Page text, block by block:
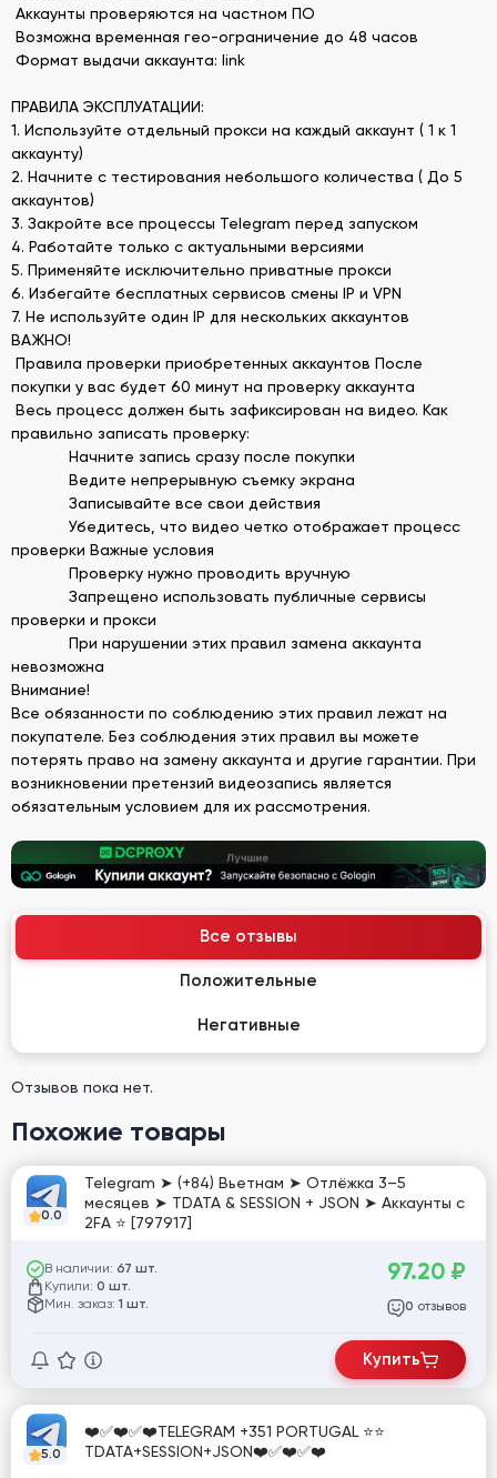
Аккаунты проверяются на частном ПО
Возможна временная гео-ограничение до 48 часов
Формат выдачи аккаунта: link
ПРАВИЛА ЭКСПЛУАТАЦИИ:
1. Используйте отдельный прокси на каждый аккаунт ( 1 к 1
аккаунту)
2. Начните с тестирования небольшого количества ( До 5
аккаунтов)
3. Закройте все процессы Telegram перед запуском
4. Работайте только с актуальными версиями
5. Применяйте исключительно приватные прокси
6. Избегайте бесплатных сервисов смены IP и VPN
7. Не используйте один IP для нескольких аккаунтов
ВАЖНО!
Правила проверки приобретенных аккаунтов После
покупки у вас будет 60 минут на проверку аккаунта
Весь процесс должен быть зафиксирован на видео. Как
правильно записать проверку:
Начните запись сразу после покупки
Ведите непрерывную съемку экрана
Записывайте все свои действия
Убедитесь, что видео четко отображает процесс
проверки Важные условия
Проверку нужно проводить вручную
Запрещено использовать публичные сервисы
проверки и прокси
При нарушении этих правил замена аккаунта
невозможна
Внимание!
Все обязанности по соблюдению этих правил лежат на
покупателе. Без соблюдения этих правил вы можете
потерять право на замену аккаунта и другие гарантии. При
возникновении претензий видеозапись является
обязательным условием для их рассмотрения.
Все отзывы
Положительные
Негативные
Отзывов пока нет.
Похожие товары
0.0
Telegram ➤ (+84) Вьетнам ➤ Отлёжка 3–5
месяцев ➤ TDATA & SESSION + JSON ➤ Аккаунты с
2FA ⭐ [797917]
В наличии: 67 шт.
Купили: 0 шт.
Мин. заказ: 1 шт.
97.20 ₽
0 отзывов
Купить
5.0
❤️✅❤️✅❤️TELEGRAM +351 PORTUGAL ⭐⭐
TDATA+SESSION+JSON❤️✅❤️✅❤️